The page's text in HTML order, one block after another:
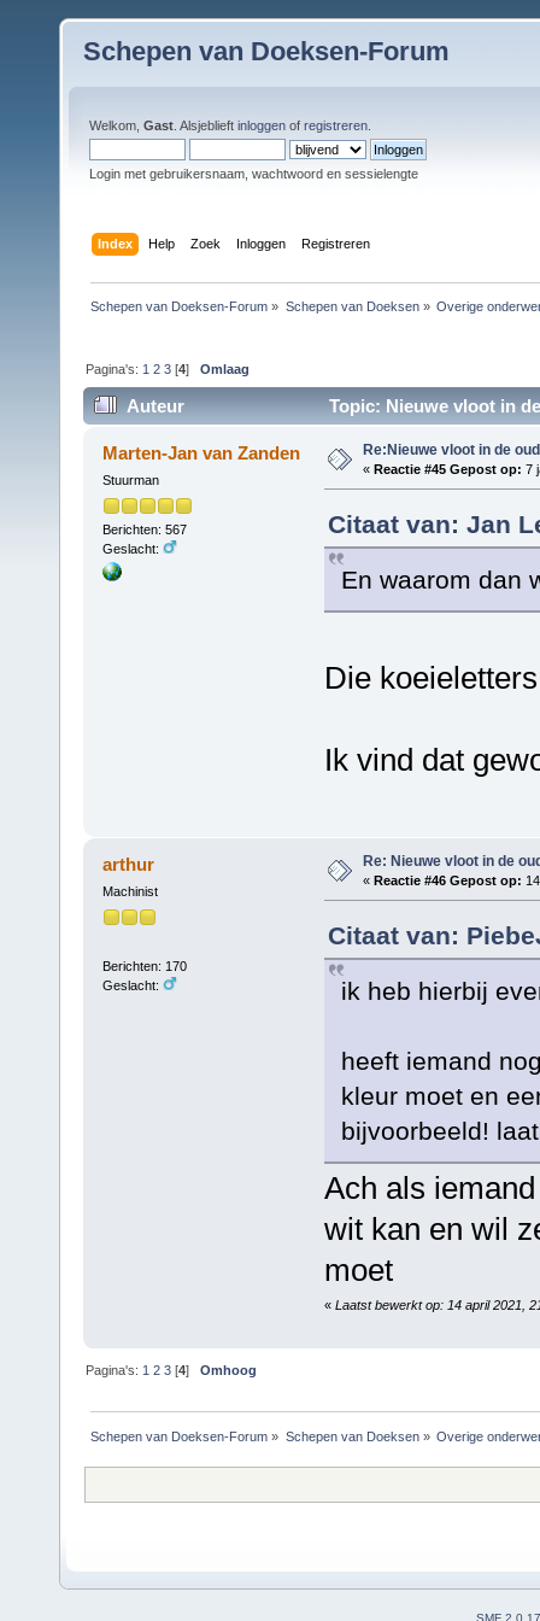
Schepen van Doeksen-Forum
Welkom, Gast . Alsjeblieft inloggen of registreren
Login met gebruikersnaam, wachtwoord en sessielengte
Index Help Zoek Inloggen Registreren
Schepen van Doeksen-Forum » Schepen van Doeksen» Overige
Pagina's: 1 2 3 [4]Omlaag
Auteur Topic: Nieuwe vloot in
Marten-Jan van Zanden
Stuurman
Berichten: 567
Geslacht:
Re:Nieuwe vloot in de
« Reactie #45 Gepost op: 7
Citaat van: Jan
En waarom dan
Die
Ik vind dat
arthur
Machinist
Berichten: 170
Geslacht:
Re: Nieuwe vloot in de
« Reactie #46 Gepost op:
Citaat van:
ik heb hierbij
heeft iemand
kleur moet en
bijvoorbeeld!
Ach als
wit kan en wil
moet
« Laatst bewerkt op: 14 april 2021,
Pagina's: 1 2 3 [4]Omhoog
Schepen van Doeksen-Forum » Schepen van Doeksen» Overige
SMF 2.0.17